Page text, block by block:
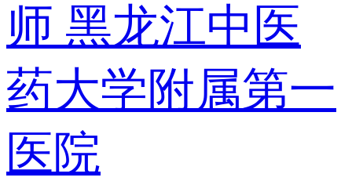
师 黑龙江中医
药大学附属第一
医院